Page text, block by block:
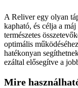
A Reliver egy olyan
kapható, és célja a
természetes
optimális
hatékonyan
ezáltal elősegítve a
Mire